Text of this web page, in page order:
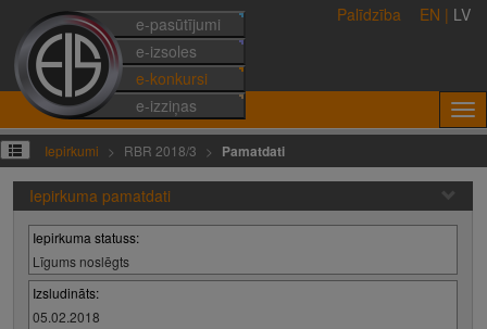
e-pasūtījumi
e-izsoles
e-konkursi
e-izziņas
Palīdzība EN | LV
Iepirkumi RBR 2018/3 Pamatdati
Iepirkuma pamatdati
Iepirkuma statuss:
Līgums noslēgts
Izsludināts:
05.02.2018